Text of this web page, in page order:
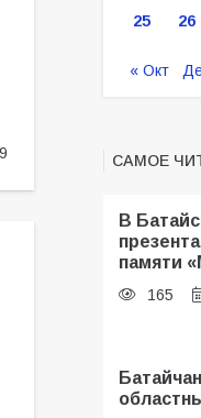
25
26
« Окт
САМОЕ
В
памяти
165